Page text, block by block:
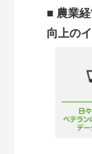
■ 農業
向上の